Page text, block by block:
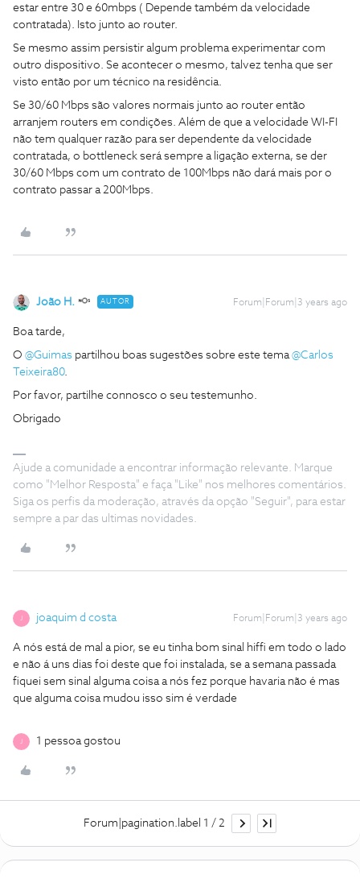
estar entre 30 e 60mbps ( Depende também da velocidade
contratada). Isto junto ao router.
Se mesmo assim persistir algum problema experimentar com
outro dispositivo. Se acontecer o mesmo, talvez tenha que ser
visto então por um técnico na residência.
Se 30/60 Mbps são valores normais junto ao router então
arranjem routers em condições. Além de que a velocidade WI-FI
não tem qualquer razão para ser dependente da velocidade
contratada, o bottleneck será sempre a ligação externa, se der
30/60 Mbps com um contrato de 100Mbps não dará mais por o
contrato passar a 200Mbps.
João H. AUTOR Forum|Forum|3 years ago
Boa tarde,
O @Guimas partilhou boas sugestões sobre este tema@Carlos
Teixeira80.
Por favor, partilhe connosco o seu testemunho.
Obrigado
Ajude a comunidade a encontrar informação relevante. Marque
como "Melhor Resposta" e faça "Like" nos melhores comentários.
Siga os perfis da moderação, através da opção "Seguir", para estar
sempre a par das ultimas novidades.
joaquim d costa Forum|Forum|3 years ago
A nós está de mal a pior, se eu tinha bom sinal hiffi em todo o lado
e não á uns dias foi deste que foi instalada, se a semana passada
fiquei sem sinal alguma coisa a nós fez porque havaria não é mas
que alguma coisa mudou isso sim é verdade
1 pessoa gostou
Forum|pagination.label 1 / 2